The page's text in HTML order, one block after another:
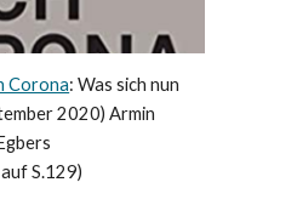
Corona: Was sich nun
2020) Armin
S.129)